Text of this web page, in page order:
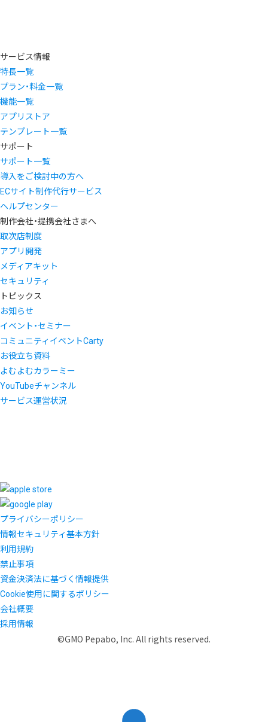
サービス情報
特長一覧
プラン・料金一覧
機能一覧
アプリストア
テンプレート一覧
サポート
サポート一覧
導入をご検討中の方へ
ECサイト制作代行サービス
ヘルプセンター
制作会社・提携会社さまへ
取次店制度
アプリ開発
メディアキット
セキュリティ
トピックス
お知らせ
イベント・セミナー
コミュニティイベントCarty
お役立ち資料
よむよむカラーミー
YouTubeチャンネル
サービス運営状況
プライバシーポリシー
情報セキュリティ基本方針
利用規約
禁止事項
資金決済法に基づく情報提供
Cookie使用に関するポリシー
会社概要
採用情報
©GMO Pepabo, Inc. All rights reserved.